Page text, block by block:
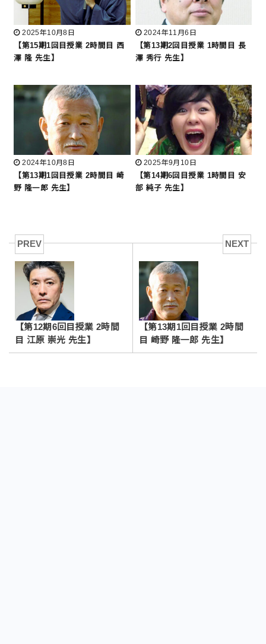
2025年10月8日
【第15期1回目授業 2時間目 西
澤 隆 先生】
2024年11月6日
【第13期2回目授業 1時間目 長
澤 秀行 先生】
2024年10月8日
【第13期1回目授業 2時間目 崎
野 隆一郎 先生】
2025年9月10日
【第14期6回目授業 1時間目 安
部 純子 先生】
PREV
【第12期6回目授業 2時間
目 江原 崇光 先生】
NEXT
【第13期1回目授業 2時間
目 崎野 隆一郎 先生】